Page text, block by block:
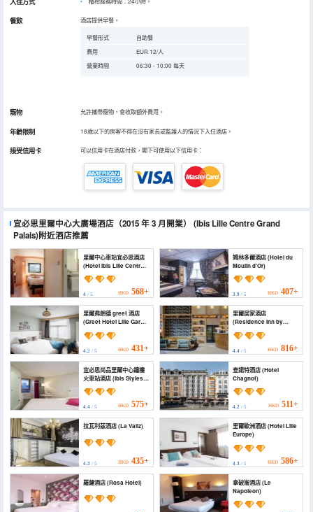
餐飲 酒店提供早餐。
早餐形式
自助餐
費用
EUR 12/人
營業時間
06:30 - 10:00 每天
寵物 允許攜帶寵物，會收取額外費用。
年齡限制 18歲以下的房客不得在沒有家長或監護人的情況下入住酒店。
接受信用卡 可以信用卡在酒店付款，閣下可使用以下信用卡：
宜必思里爾中心大廣場酒店（2015 年 3 月開業） (Ibis Lille Centre Grand
Palais)附近酒店推薦
里爾中心車站宜必思酒店
(Hotel ibis Lille Centre
Gares)
4 / 5 HKD 568+
姆林多爾酒店 (Hotel du
Moulin d'Or)
3.9/ 5 HKD 407+
里爾弗朗德 greet 酒店
(Greet Hotel Lille Gare
Flandres)
4.2 / 5 HKD 431+
里爾居家酒店
(Residence Inn by
Marriott Lille)
4.4/ 5 HKD 816+
宜必思尚品里爾中心鐘樓
火車站酒店 (Ibis Styles
Lille Centre Gare
Beffroi)
4.4 / 5 HKD 575+
查諾特酒店 (Hotel
Chagnot)
4.2/ 5 HKD 511+
拉瓦利茲酒店 (La Valiz)
4.3 / 5 HKD 435+
里爾歐洲酒店 (Hotel Lille
Europe)
4.3/ 5 HKD 586+
羅薩酒店 (Rosa Hotel)
拿破崙酒店 (Le
Napoleon)